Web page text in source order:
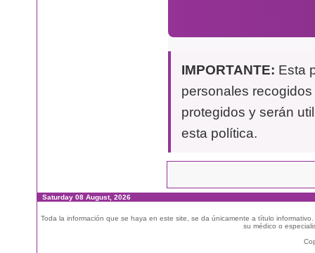
IMPORTANTE: Esta
personales
protegidos y serán
esta política.
Saturday 08 August, 2026
Toda la información que se haya en este site, se da únicamente a título
su médico o